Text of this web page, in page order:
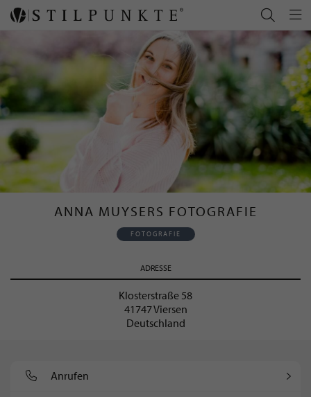
ANNA MUYSERS FOTOGRAFIE
FOTOGRAFIE
ADRESSE
Klosterstraße 58
41747 Viersen
Deutschland
Anrufen